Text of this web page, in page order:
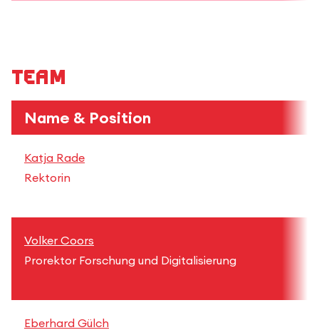
Team
Name & Position
Katja Rade
Rektorin
Volker Coors
Prorektor Forschung und Digitalisierung
Eberhard Gülch